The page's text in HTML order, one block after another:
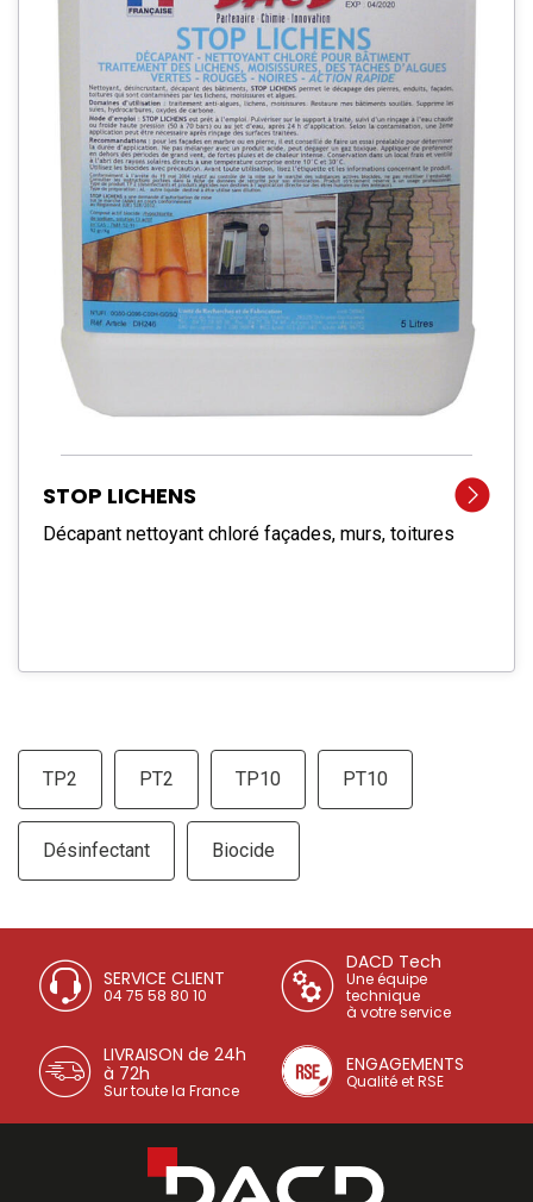
STOP LICHENS
Décapant nettoyant chloré façades, murs, toitures
TP2 PT2 TP10 PT10
Désinfectant Biocide
SERVICE CLIENT
04 75 58 80 10
DACD Tech
Une équipe
technique
à votre service
LIVRAISON de 24h
à 72h
Sur toute la France
ENGAGEMENTS
Qualité et RSE